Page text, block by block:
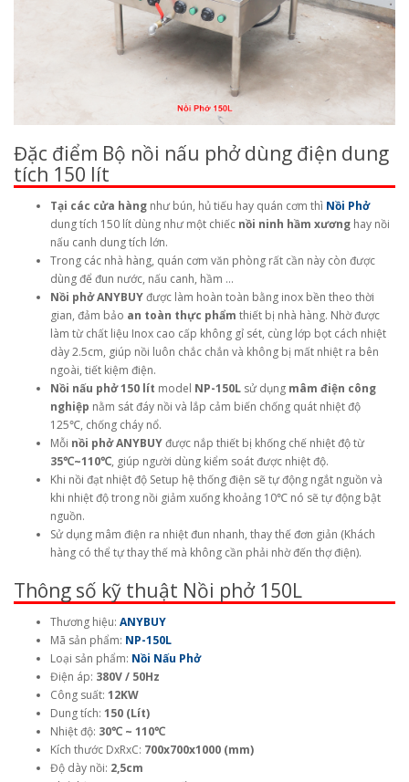
Đặc điểm Bộ nồi nấu phở dùng điện dung
tích 150 lít
Tại các cửa hàng như bún, hủ tiếu hay quán cơm thì Nồi Phở
dung tích 150 lít dùng như một chiếc nồi ninh hầm xương hay nồi
nấu canh dung tích lớn.
Trong các nhà hàng, quán cơm văn phòng rất cần này còn được
dùng để đun nước, nấu canh, hầm …
Nồi phở ANYBUYđược làm hoàn toàn bằng inox bền theo thời
gian, đảm bảo an toàn thực phẩm thiết bị nhà hàng. Nhờ được
làm từ chất liệu Inox cao cấp không gỉ sét, cùng lớp bọt cách nhiệt
dày 2.5cm, giúp nồi luôn chắc chắn và không bị mất nhiệt ra bên
ngoài, tiết kiệm điện.
Nồi nấu phở 150 lít model NP-150L sử dụng mâm điện công
nghiệp nằm sát đáy nồi và lắp cảm biến chống quát nhiệt độ
125℃, chống cháy nổ.
Mỗi nồi phở ANYBUYđược nắp thiết bị khống chế nhiệt độ từ
35℃~110℃, giúp người dùng kiểm soát được nhiệt độ.
Khi nồi đạt nhiệt độ Setup hệ thống điện sẽ tự động ngắt nguồn và
khi nhiệt độ trong nồi giảm xuống khoảng 10℃ nó sẽ tự động bật
nguồn.
Sử dụng mâm điện ra nhiệt đun nhanh, thay thế đơn giản (Khách
hàng có thể tự thay thế mà không cần phải nhờ đến thợ điện).
Thông số kỹ thuật Nồi phở 150L
Thương hiệu: ANYBUY
Mã sản phẩm: NP-150L
Loại sản phẩm: Nồi Nấu Phở
Điện áp: 380V / 50Hz
Công suất: 12KW
Dung tích: 150 (Lít)
Nhiệt độ: 30℃ ~ 110℃
Kích thước DxRxC: 700x700x1000 (mm)
Độ dày nồi: 2,5cm